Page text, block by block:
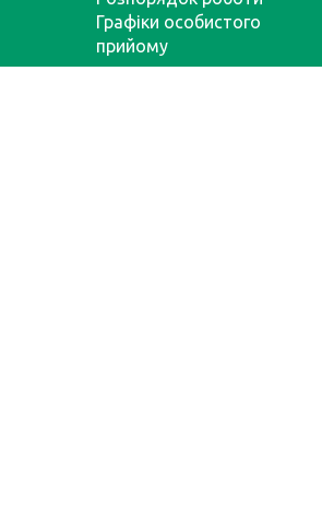
Графіки особистого
прийому